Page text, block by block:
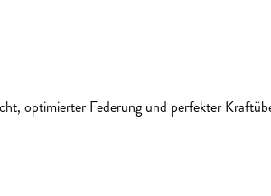
optimierter Federung und perfekter